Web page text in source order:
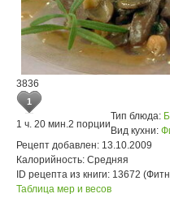
3836
1
1 ч. 20 мин.2 порции
Тип блюда:
Вид кухни:
Рецепт добавлен: 13.10.2009
Калорийность: Средняя
ID рецепта из книги: 13672
Таблица мер и весов